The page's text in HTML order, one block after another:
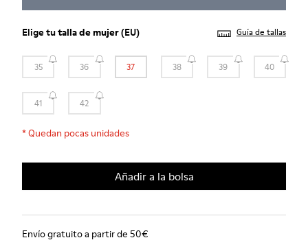
Elige tutalla de mujer(EU) Guía de tallas
35 36 37 38 39 40
41 42
*Quedan pocas unidades
Añadir a la bolsa
Envío gratuito a partir de 50€